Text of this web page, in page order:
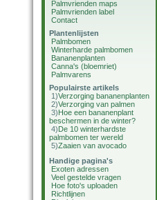
Palmvrienden maps
Palmvrienden label
Contact
Plantenlijsten
Palmbomen
Winterharde palmbomen
Bananenplanten
Canna's (bloemriet)
Palmvarens
Populairste artikels
1)Verzorging bananenplanten
2)Verzorging van palmen
3)Hoe een bananenplant
beschermen in de winter?
4)De 10 winterhardste
palmbomen ter wereld
5)Zaaien van avocado
Handige pagina's
Exoten adressen
Veel gestelde vragen
Hoe foto's uploaden
Richtlijnen